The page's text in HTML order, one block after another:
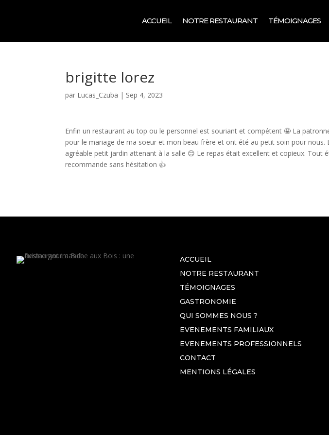
ACCUEIL NOTRE RESTAURANT TÉMOIGNAGES
brigitte lorez
par Lucas_Czuba | Sep 4, 2023
Enfin un restaurant au top ou le personnel est souriant et compétent 🤩 La
pour le mariage de ma soeur et mon beau frère et ont été au petit soin pour nous.
agréable petit jardin attenant à la salle 😊 Le repas était excellent et copieux. Tout
recommande sans hésitation 👍
ACCUEIL
NOTRE RESTAURANT
TÉMOIGNAGES
GASTRONOMIE
QUI SOMMES NOUS ?
EVENEMENTS FAMILIAUX
EVENEMENTS PROFESSIONNELS
CONTACT
MENTIONS LÉGALES